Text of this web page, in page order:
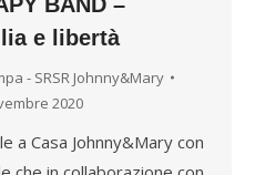
e libertà
- SRSR Johnny&Mary
2020
a Casa Johnny&Mary con